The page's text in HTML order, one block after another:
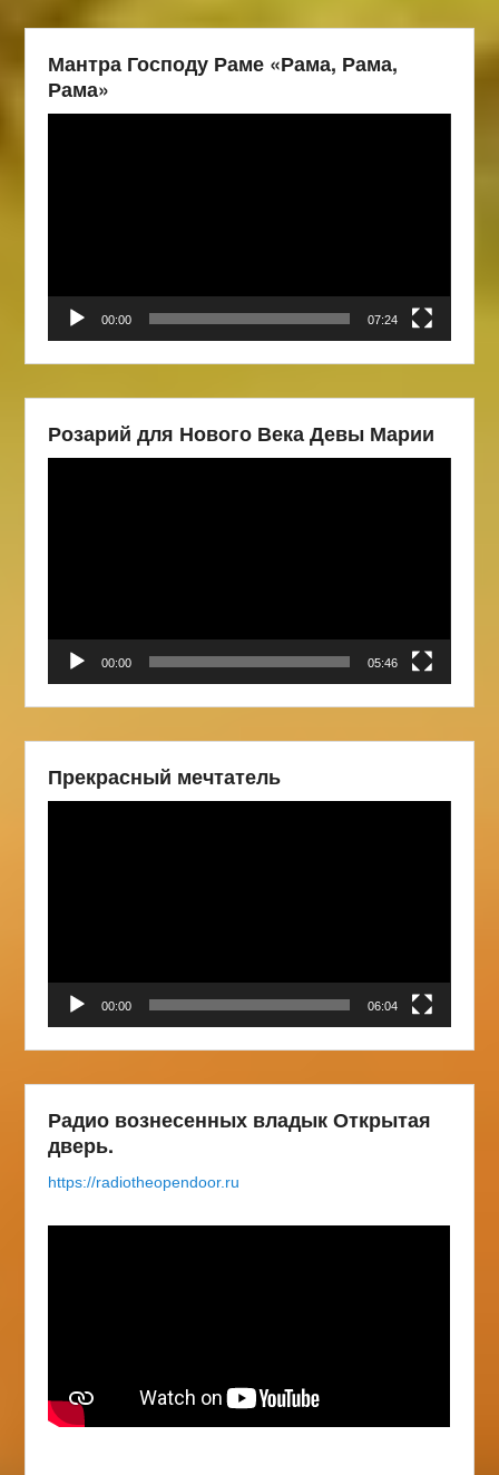
Мантра Господу Раме «Рама, Рама,
Рама»
00:00 07:24
Розарий для Нового Века Девы Марии
00:00 05:46
Прекрасный мечтатель
00:00 06:04
Радио вознесенных владык Открытая
дверь.
https://radiotheopendoor.ru